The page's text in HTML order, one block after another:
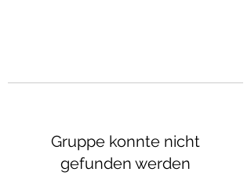
Gruppe konnte nicht
gefunden werden